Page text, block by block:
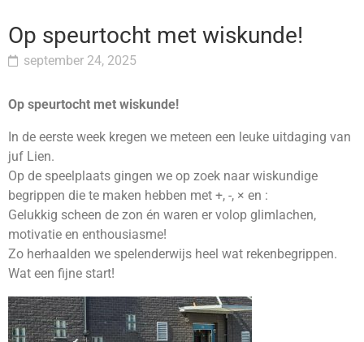
Op speurtocht met wiskunde!
september 24, 2025
Op speurtocht met wiskunde!
In de eerste week kregen we meteen een leuke uitdaging van
juf Lien.
Op de speelplaats gingen we op zoek naar wiskundige
begrippen die te maken hebben met +, -, × en :
Gelukkig scheen de zon én waren er volop glimlachen,
motivatie en enthousiasme!
Zo herhaalden we spelenderwijs heel wat rekenbegrippen.
Wat een fijne start!